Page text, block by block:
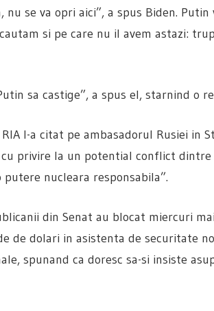
nu se va opri aici”, a spus Biden.
si pe care nu il avem astazi:
sa castige”, a spus el, starnind o
l-a citat pe ambasadorul Rusiei in
privire la un potential conflict dintre
nucleara responsabila”.
din Senat au blocat miercuri
de dolari in asistenta de securitate
spunand ca doresc sa-si insiste